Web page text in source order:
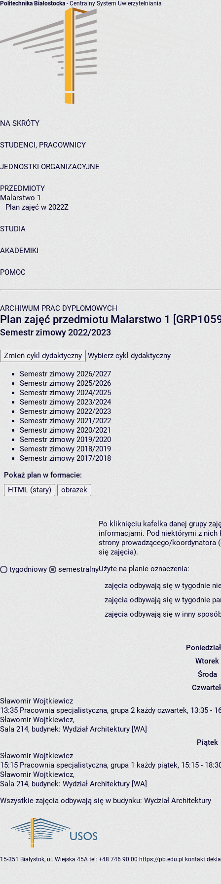
Politechnika Białostocka - Centralny System Uwierzytelniania
NA SKRÓTY
STUDENCI, PRACOWNICY
JEDNOSTKI ORGANIZACYJNE
PRZEDMIOTY
Malarstwo 1
Plan zajęć w 2022Z
STUDIA
AKADEMIKI
POMOC
ARCHIWUM PRAC DYPLOMOWYCH
Plan zajęć przedmiotu Malarstwo 1
Semestr zimowy 2022/2023
Zmień cykl dydaktyczny Wybierz cykl dydaktyczny
Semestr zimowy 2026/2027
Semestr zimowy 2025/2026
Semestr zimowy 2024/2025
Semestr zimowy 2023/2024
Semestr zimowy 2022/2023
Semestr zimowy 2021/2022
Semestr zimowy 2020/2021
Semestr zimowy 2019/2020
Semestr zimowy 2018/2019
Semestr zimowy 2017/2018
Pokaż plan w formacie:
HTML (stary)
obrazek
tygodniowy semestralny
Po kliknięciu kafelka danej grupy
informacjami. Pod niektórymi z nich
strony prowadzącego/koordynatora
się zajęcia).
Użyte na planie oznaczenia:
zajęcia odbywają się w tygodnie
zajęcia odbywają się w tygodnie
zajęcia odbywają się w inny
Wtorek
Środa
Sławomir Wojtkiewicz
13:35 Pracownia specjalistyczna, grupa 2 każdy czwartek, 13:35 -
Sławomir Wojtkiewicz,
Sala 214, budynek: Wydział Architektury [WA]
Piątek
Sławomir Wojtkiewicz
15:15 Pracownia specjalistyczna, grupa 1 każdy piątek, 15:15 -
Sławomir Wojtkiewicz,
Sala 214, budynek: Wydział Architektury [WA]
Wszystkie zajęcia odbywają się w budynku: Wydział Architektury
15-351 Białystok, ul. Wiejska 45A tel: +48 746 90 00 https://pb.edu.pl kontakt